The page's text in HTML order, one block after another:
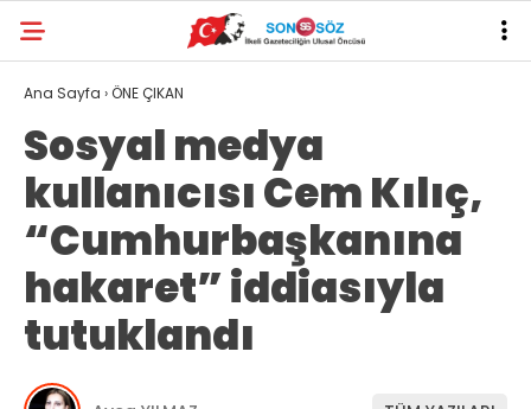
Ana Sayfa ›ÖNE ÇIKAN
Sosyal medya
kullanıcısı Cem Kılıç,
“Cumhurbaşkanına
hakaret” iddiasıyla
tutuklandı